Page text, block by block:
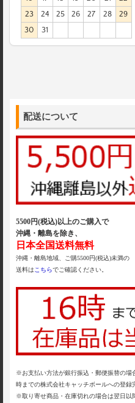
23
24 25 26 27 28
29
30
31
配送について
5500円(税込)以上のご購入で
沖縄・離島を除き、
日本全国送料無料
沖縄・離島地域、ご購5500円(税込)未満の
送料は こちらでご確認ください。
※お支払い方法が銀行振込・郵便振替の場
時までの株式会社キャッチボールへの登録
※取り寄せ商品・在庫切れの場合は翌日以